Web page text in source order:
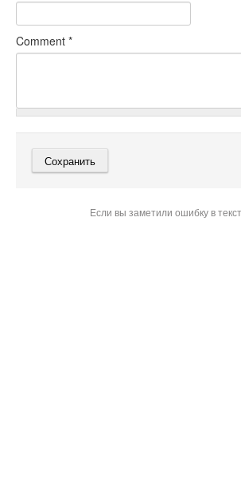
Comment *
Если вы заметили ошибку в